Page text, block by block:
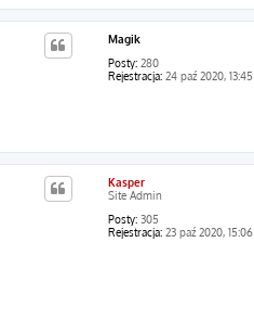
Magik
Posty: 280
Rejestracja: 24 paź 2020, 13:45
Kasper
Site Admin
Posty: 305
Rejestracja: 23 paź 2020, 15:06